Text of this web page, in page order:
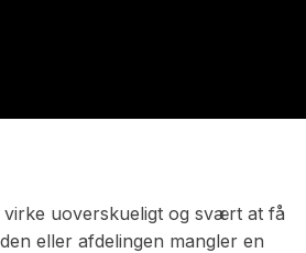
virke uoverskueligt og svært at få
eller afdelingen mangler en